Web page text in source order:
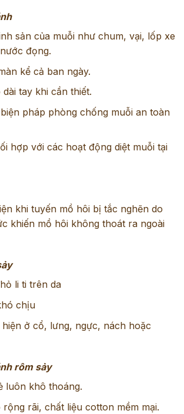
sản của muỗi như chum, vại, lốp xe
đọng.
kể cả ban ngày.
tay khi cần thiết.
pháp phòng chống muỗi an toàn
hợp với các hoạt động diệt muỗi tại
khi tuyến mồ hôi bị tắc nghẽn do
khiến mồ hôi không thoát ra ngoài
li ti trên da
chịu
ở cổ, lưng, ngực, nách hoặc
rôm sảy
luôn khô thoáng.
rộng rãi, chất liệu cotton mềm mại.